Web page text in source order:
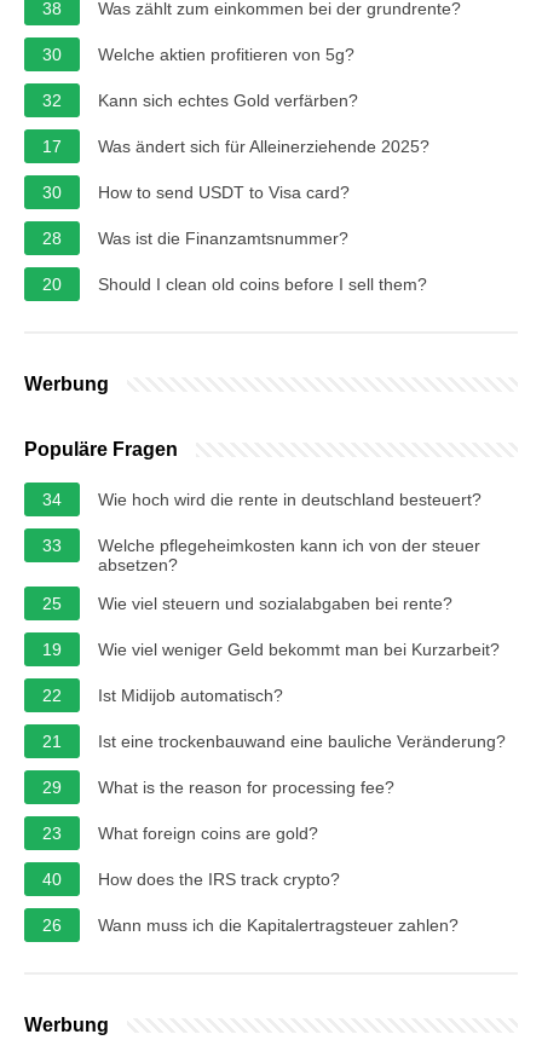
38 Was zählt zum einkommen bei der grundrente?
30 Welche aktien profitieren von 5g?
32 Kann sich echtes Gold verfärben?
17 Was ändert sich für Alleinerziehende 2025?
30 How to send USDT to Visa card?
28 Was ist die Finanzamtsnummer?
20 Should I clean old coins before I sell them?
Werbung
Populäre Fragen
34 Wie hoch wird die rente in deutschland besteuert?
33
Welche pflegeheimkosten kann ich von der steuer
absetzen?
25
Wie viel steuern und sozialabgaben bei rente?
19 Wie viel weniger Geld bekommt man bei Kurzarbeit?
22 Ist Midijob automatisch?
21 Ist eine trockenbauwand eine bauliche Veränderung?
29 What is the reason for processing fee?
23 What foreign coins are gold?
40 How does the IRS track crypto?
26 Wann muss ich die Kapitalertragsteuer zahlen?
Werbung